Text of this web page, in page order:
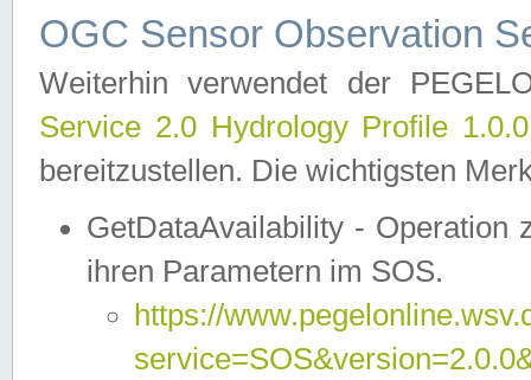
OGC Sensor Observation
Weiterhin verwendet der
Service 2.0 Hydrology Profile
bereitzustellen. Die wichtigsten
GetDataAvailability - Operation
ihren Parametern im SOS.
https://